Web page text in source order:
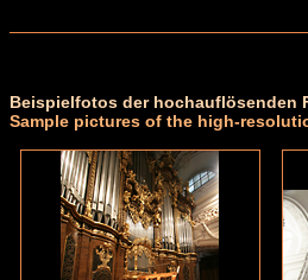
Beispielfotos der hochauflösenden
Sample pictures of the high-